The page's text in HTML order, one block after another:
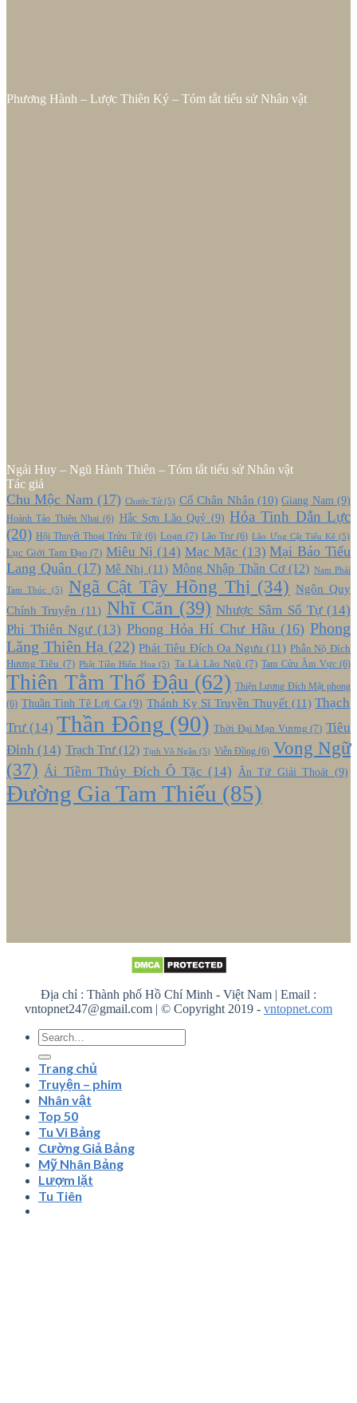
Phương Hành – Lược Thiên Ký – Tóm tắt tiểu sử Nhân vật
Ngải Huy – Ngũ Hành Thiên – Tóm tắt tiểu sử Nhân vật
Tác giả
Chu Mộc Nam(17) Chước Tử(5) Cổ Chân Nhân (10) Giang Nam(9)
Hoành Tảo Thiên Nhai(6) Hắc Sơn Lão Quỷ (9) Hỏa Tinh Dẫn Lực
(20) Hội Thuyết Thoại Trửu Tử(6) Loạn (7) Lão Trư (6) Lão Ưng Cật Tiểu Kê(5)
Lục Giới Tam Đạo (7) Miêu Nị (14) Mạc Mặc (13) Mại Báo Tiểu
Lang Quân (17) Mễ Nhị (11) Mộng Nhập Thần Cơ(12) Nam Phái
Tam Thúc (5) Ngã Cật Tây Hồng Thị (34) Ngôn Quy
Chính Truyện (11) Nhĩ Căn(39) Nhược Sâm Số Tự(14)
Phi Thiên Ngư(13) Phong Hỏa Hí Chư Hầu(16) Phong
Lăng Thiên Hạ (22) Phát Tiêu Đích Oa Ngưu (11) Phẫn Nộ Đích
Hương Tiêu (7) Phật Tiền Hiến Hoa(5) Ta Là Lão Ngũ (7) Tam Cửu Âm Vực(6)
Thiên Tằm Thổ Đậu (62) Thiện Lương Đích Mật phong
(6) Thuần Tình Tê Lợi Ca(9) Thánh Kỵ Sĩ Truyền Thuyết (11) Thạch
Trư(14) Thần Đông (90) Thời Đại Mạn Vương (7) Tiêu
Đỉnh (14) Trạch Trư(12) Tịnh Vô Ngân (5) Viễn Đồng (6) Vong Ngữ
(37) Ái Tiềm Thủy Đích Ô Tặc (14) Ân Tứ Giải Thoát (9)
Đường Gia Tam Thiếu (85)
Địa chỉ : Thành phố Hồ Chí Minh - Việt Nam | Email :
vntopnet247@gmail.com | © Copyright 2019 - vntopnet.com
Trang chủ
Truyện – phim
Nhân vật
Top 50
Tu Vi Bảng
Cường Giả Bảng
Mỹ Nhân Bảng
Lượm lặt
Tu Tiên